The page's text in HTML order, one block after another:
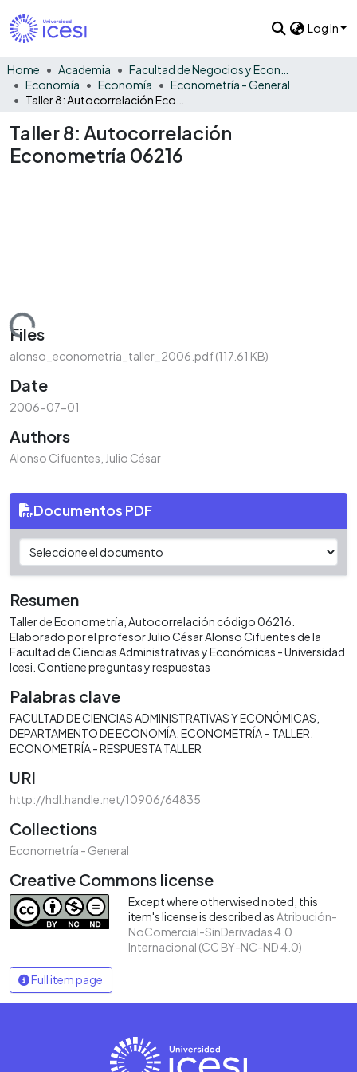
Log In
Home Academia
Economía
Economía
Econometría - General
Taller 8: Autocorrelación
Econometría 06216
Loading...
Files
alonso_econometria_taller_2006.pdf(117.61 KB)
Date
2006-07-01
Authors
Alonso Cifuentes, Julio César
Documentos PDF
Resumen
Taller de Econometría, Autocorrelación código 06216.
Elaborado por el profesor Julio César Alonso Cifuentes de la
Facultad de Ciencias Administrativas y Económicas - Universidad
Icesi. Contiene preguntas y respuestas
Palabras clave
FACULTAD DE CIENCIAS ADMINISTRATIVAS Y ECONÓMICAS
DEPARTAMENTO DE ECONOMÍA ECONOMETRÍA – TALLER
ECONOMETRÍA - RESPUESTA TALLER
URI
http://hdl.handle.net/10906/64835
Collections
Econometría - General
Creative Commons license
Except where otherwised noted, this
item's license is described asAtribución-
NoComercial-SinDerivadas 4.0
Internacional (CC BY-NC-ND 4.0)
Full item page